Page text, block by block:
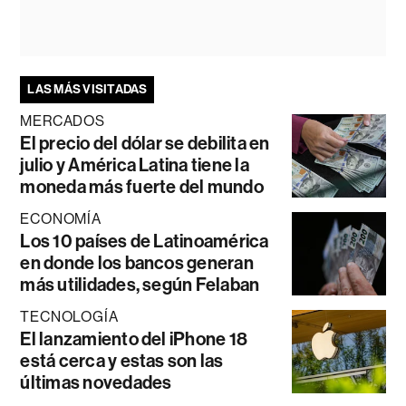
LAS MÁS VISITADAS
MERCADOS
El precio del dólar se debilita en
julio y América Latina tiene la
moneda más fuerte del mundo
ECONOMÍA
Los 10 países de Latinoamérica
en donde los bancos generan
más utilidades, según Felaban
TECNOLOGÍA
El lanzamiento del iPhone 18
está cerca y estas son las
últimas novedades